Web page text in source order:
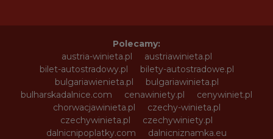
Polecamy:
austria-winieta.pl
austriawinieta.pl
bilet-autostradowy.pl
bilety-autostradowe.pl
bulgariawienieta.pl
bulgariawinieta.pl
bulharskadalnice.com
cenawiniety.pl
cenywiniet.pl
chorwacjawinieta.pl
czechy-winieta.pl
czechywinieta.pl
czechywiniety.pl
dalnicnipoplatky.com
dalnicniznamka.eu